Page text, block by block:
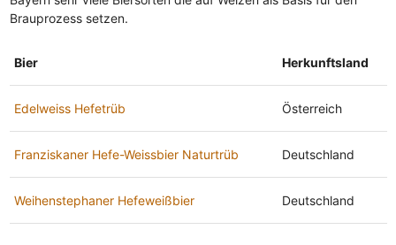
Brauprozess setzen.
Bier Herkunftsland
Edelweiss Hefetrüb Österreich
Franziskaner Hefe-Weissbier Naturtrüb Deutschland
Weihenstephaner Hefeweißbier Deutschland